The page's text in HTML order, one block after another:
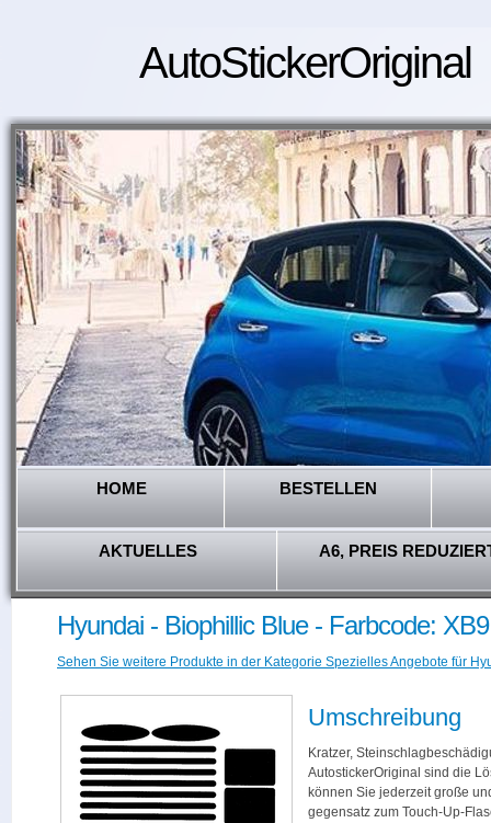
AutoStickerOriginal
HOME BESTELLEN
AKTUELLES A6, PREIS
Hyundai - Biophillic Blue - Farbcode: XB9
Sehen Sie weitere Produkte in der Kategorie Spezielles Angebote für
Umschreibung
Kratzer,
AutostickerOriginal sind die
können Sie jederzeit große
gegensatz zum Touch-Up-